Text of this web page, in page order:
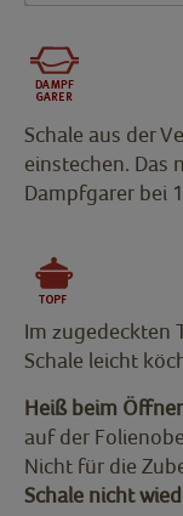
Schale aus der
einstechen. Das
Dampfgarer bei
Im zugedeckten
Schale leicht
Heiß beim
auf der
Nicht für die
Schale nicht